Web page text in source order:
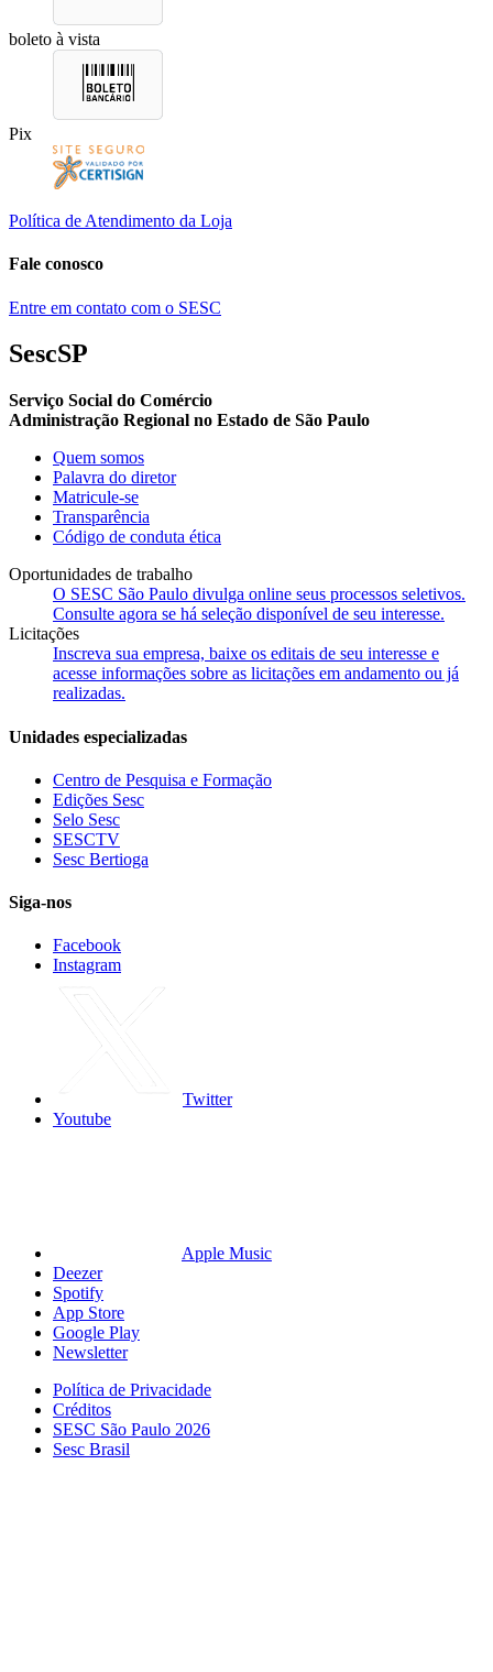
boleto à vista
Pix
Política de Atendimento da Loja
Fale conosco
Entre em contato com o SESC
SescSP
Serviço Social do Comércio
Administração Regional no Estado de São Paulo
Quem somos
Palavra do diretor
Matricule-se
Transparência
Código de conduta ética
Oportunidades de trabalho
O SESC São Paulo divulga online seus processos seletivos.
Consulte agora se há seleção disponível de seu interesse.
Licitações
Inscreva sua empresa, baixe os editais de seu interesse e
acesse informações sobre as licitações em andamento ou já
realizadas.
Unidades especializadas
Centro de Pesquisa e Formação
Edições Sesc
Selo Sesc
SESCTV
Sesc Bertioga
Siga-nos
Facebook
Instagram
Twitter
Youtube
Apple Music
Deezer
Spotify
App Store
Google Play
Newsletter
Política de Privacidade
Créditos
SESC São Paulo 2026
Sesc Brasil